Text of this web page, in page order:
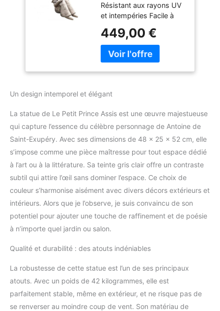
Résistant aux rayons UV
et intempéries Facile à
449,00 €
Un design intemporel et élégant
La statue de Le Petit Prince Assis est une œuvre majestueuse
qui capture l’essence du célèbre personnage de Antoine de
Saint-Exupéry. Avec ses dimensions de 48 x 25 x 52 cm, elle
s’impose comme une pièce maîtresse pour tout espace dédié
à l’art ou à la littérature. Sa teinte gris clair offre un contraste
subtil qui attire l’œil sans dominer l’espace. Ce choix de
couleur s’harmonise aisément avec divers décors extérieurs et
intérieurs. Alors que je l’observe, je suis convaincu de son
potentiel pour ajouter une touche de raffinement et de poésie
à n’importe quel jardin ou salon.
Qualité et durabilité : des atouts indéniables
La robustesse de cette statue est l’un de ses principaux
atouts. Avec un poids de 42 kilogrammes, elle est
parfaitement stable, même en extérieur, et ne risque pas de
se renverser au moindre coup de vent. Son matériau de